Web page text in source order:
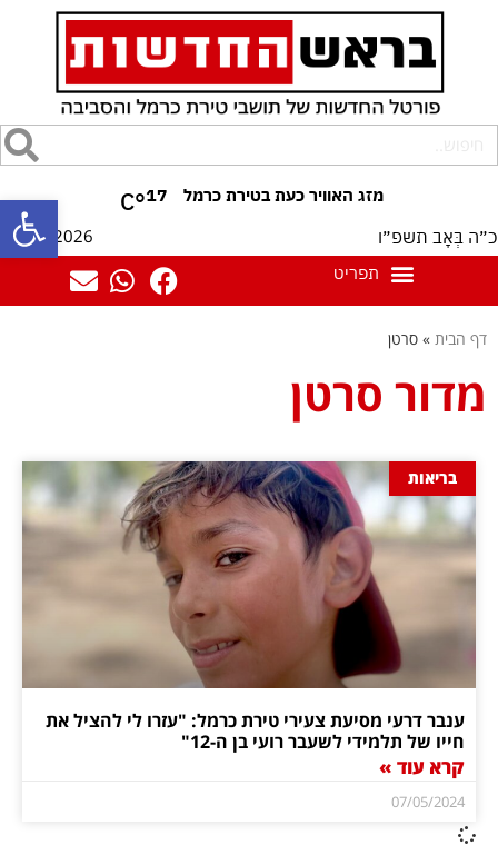
פתח 17
°C
כ״ה בְּאָב תשפ״ו 08/08/2026
דף הבית » סרטן
מדור סרטן
בריאות
ענבר דרעי מסיעת צעירי טירת כרמל: "עזרו לי להציל את
חייו של תלמידי לשעבר רועי בן ה-12"
קרא עוד »
07/05/2024